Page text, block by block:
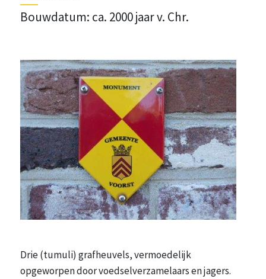
Bouwdatum: ca. 2000 jaar v. Chr.
Drie (tumuli) grafheuvels, vermoedelijk
opgeworpen door voedselverzamelaars en jagers.